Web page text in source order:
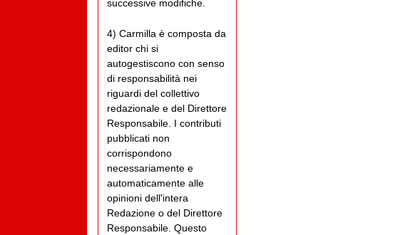
successive modifiche.
4) Carmilla è composta da
editor chi si
autogestiscono con senso
di responsabilità nei
riguardi del collettivo
redazionale e del Direttore
Responsabile. I contributi
pubblicati non
corrispondono
necessariamente e
automaticamente alle
opinioni dell'intera
Redazione o del Direttore
Responsabile. Questo